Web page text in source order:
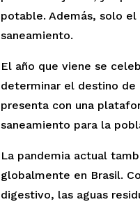
potable. Además, solo
saneamiento.
El año que viene se
determinar el destino de
presenta con una
saneamiento para la
La pandemia actual
globalmente en Brasil.
digestivo, las aguas